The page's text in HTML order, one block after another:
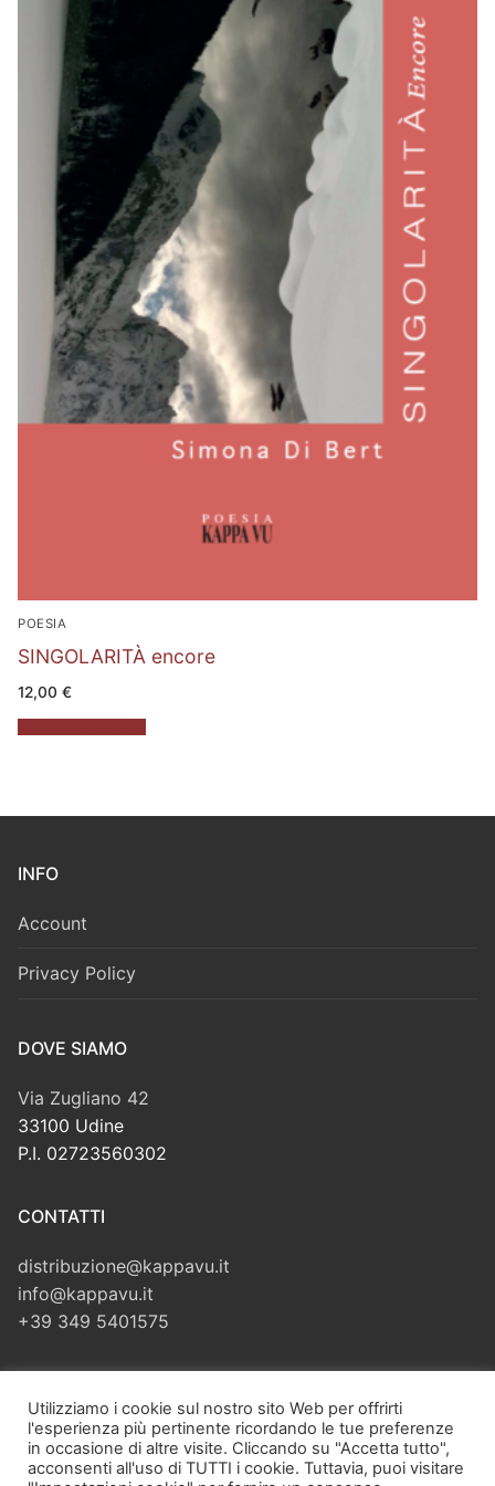
POESIA
SINGOLARITÀ encore
12,00 €
INFO
Account
Privacy Policy
DOVE SIAMO
Via Zugliano 42
33100 Udine
P.I. 02723560302
CONTATTI
distribuzione@kappavu.it
info@kappavu.it
+39 349 5401575
Cerca:
Utilizziamo i cookie sul nostro sito Web per offrirti
l'esperienza più pertinente ricordando le tue preferenze
in occasione di altre visite. Cliccando su "Accetta tutto",
acconsenti all'uso di TUTTI i cookie. Tuttavia, puoi visitare